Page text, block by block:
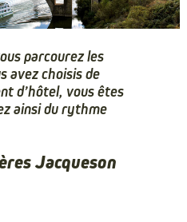
parcourez les
avez choisis de
d’hôtel, vous êtes
ainsi du rythme
Jacqueson